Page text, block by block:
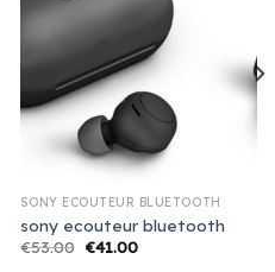
SONY ECOUTEUR BLUETOOTH
sony ecouteur bluetooth
€53.00 €41.00